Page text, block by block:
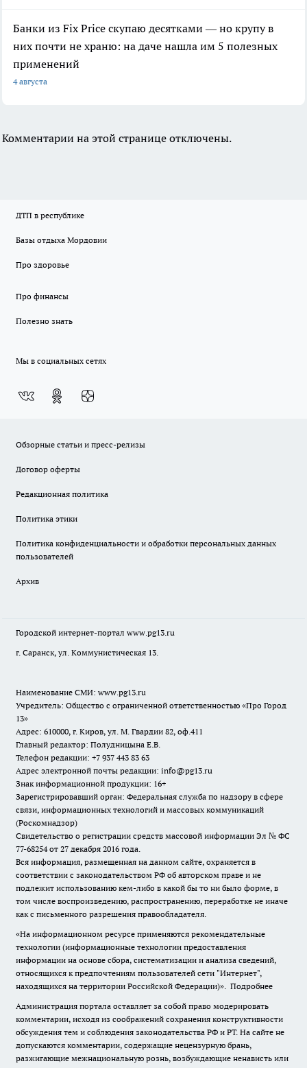
Банки из Fix Price скупаю десятками — но крупу в
них почти не храню: на даче нашла им 5 полезных
применений
4 августа
Комментарии на этой странице отключены.
ДТП в республике
Базы отдыха Мордовии
Про здоровье
Про финансы
Полезно знать
Мы в социальных сетях
Обзорные статьи и пресс-релизы
Договор оферты
Редакционная политика
Политика этики
Политика конфиденциальности и обработки персональных данных
пользователей
Архив
Городской интернет-портал www.pg13.ru
г. Саранск, ул. Коммунистическая 13.
Наименование СМИ: www.pg13.ru
Учредитель: Общество с ограниченной ответственностью «Про Город
13»
Адрес: 610000, г. Киров, ул. М. Гвардии 82, оф.411
Главный редактор: Полудницына Е.В.
Телефон редакции: +7 937 443 83 63
Адрес электронной почты редакции: info@pg13.ru
Знак информационной продукции: 16+
Зарегистрировавший орган: Федеральная служба по надзору в сфере
связи, информационных технологий и массовых коммуникаций
(Роскомнадзор)
Свидетельство о регистрации средств массовой информации Эл № ФС
77-68254 от 27 декабря 2016 года.
Вся информация, размещенная на данном сайте, охраняется в
соответствии с законодательством РФ об авторском праве и не
подлежит использованию кем-либо в какой бы то ни было форме, в
том числе воспроизведению, распространению, переработке не иначе
как с письменного разрешения правообладателя.
«На информационном ресурсе применяются рекомендательные
технологии (информационные технологии предоставления
информации на основе сбора, систематизации и анализа сведений,
относящихся к предпочтениям пользователей сети "Интернет",
находящихся на территории Российской Федерации)». Подробнее
Администрация портала оставляет за собой право модерировать
комментарии, исходя из соображений сохранения конструктивности
обсуждения тем и соблюдения законодательства РФ и РТ. На сайте не
допускаются комментарии, содержащие нецензурную брань,
разжигающие межнациональную рознь, возбуждающие ненависть или